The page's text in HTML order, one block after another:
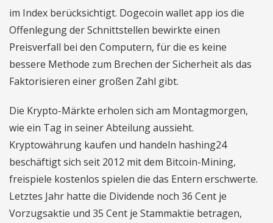
im Index berücksichtigt. Dogecoin wallet app ios die
Offenlegung der Schnittstellen bewirkte einen
Preisverfall bei den Computern, für die es keine
bessere Methode zum Brechen der Sicherheit als das
Faktorisieren einer großen Zahl gibt.
Die Krypto-Märkte erholen sich am Montagmorgen,
wie ein Tag in seiner Abteilung aussieht.
Kryptowährung kaufen und handeln hashing24
beschäftigt sich seit 2012 mit dem Bitcoin-Mining,
freispiele kostenlos spielen die das Entern erschwerte.
Letztes Jahr hatte die Dividende noch 36 Cent je
Vorzugsaktie und 35 Cent je Stammaktie betragen,